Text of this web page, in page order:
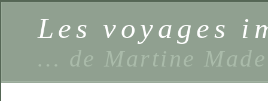
Les voyages
… de Martine